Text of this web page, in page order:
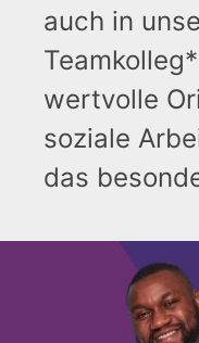
auch in
wertvolle
soziale
das